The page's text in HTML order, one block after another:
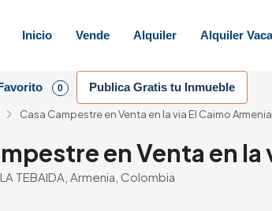
Inicio Vende Alquiler Alquiler
0 Publica Gratis tu Inmueble
Casa Campestre en Venta en la via El Caimo
en Venta en
TEBAIDA, Armenia, Colombia